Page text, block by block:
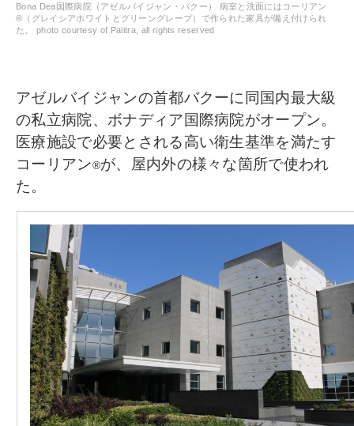
Bona Dea国際病院（アゼルバイジャン・バクー） 病室と洗面にはコーリアン
®（グレイシアホワイトとグリーングレープ）で作られた家具が備え付けられ
た。 photo courtesy of Palitra, all rights reserved
アゼルバイジャンの首都バクーに同国内最大級
の私立病院、ボナディア国際病院がオープン。
医療施設で必要とされる高い衛生基準を満たす
コーリアン®が、屋内外の様々な箇所で使われ
た。